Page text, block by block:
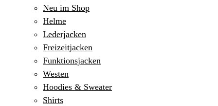
Neu im Shop
Helme
Lederjacken
Freizeitjacken
Funktionsjacken
Westen
Hoodies & Sweater
Shirts